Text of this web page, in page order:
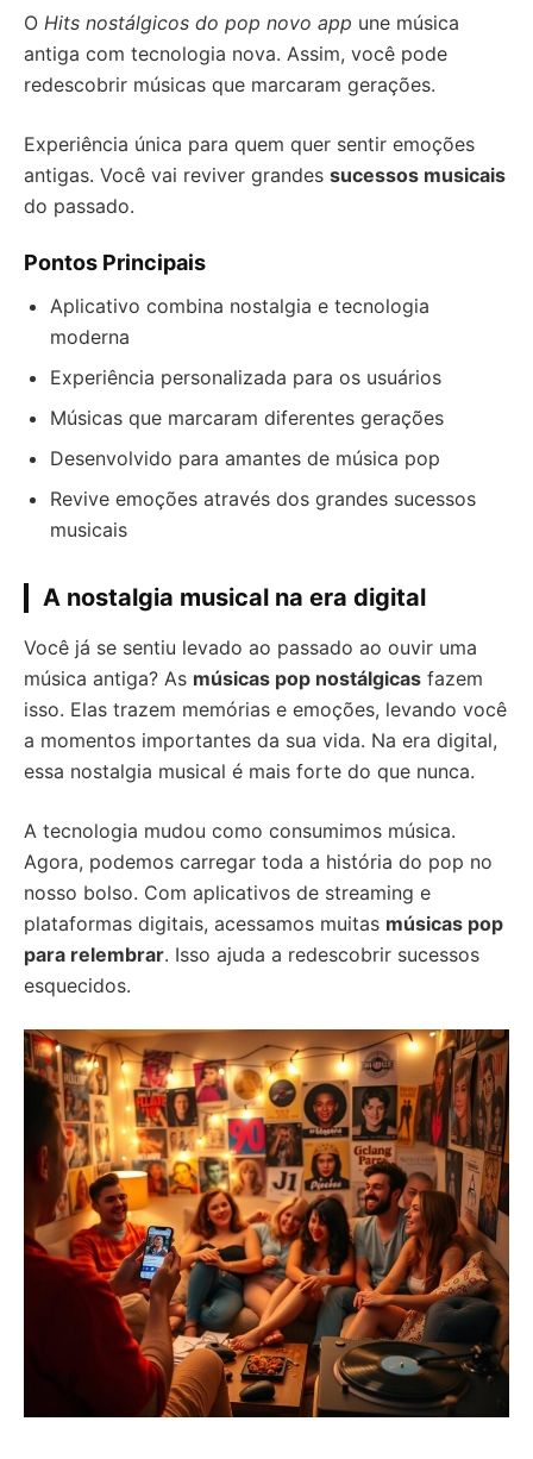
O Hits nostálgicos do pop novo app une música
antiga com tecnologia nova. Assim, você pode
redescobrir músicas que marcaram gerações.
Experiência única para quem quer sentir emoções
antigas. Você vai reviver grandes sucessos musicais
do passado.
Pontos Principais
Aplicativo combina nostalgia e tecnologia
moderna
Experiência personalizada para os usuários
Músicas que marcaram diferentes gerações
Desenvolvido para amantes de música pop
Revive emoções através dos grandes sucessos
musicais
A nostalgia musical na era digital
Você já se sentiu levado ao passado ao ouvir uma
música antiga? As músicas pop nostálgicas fazem
isso. Elas trazem memórias e emoções, levando você
a momentos importantes da sua vida. Na era digital,
essa nostalgia musical é mais forte do que nunca.
A tecnologia mudou como consumimos música.
Agora, podemos carregar toda a história do pop no
nosso bolso. Com aplicativos de streaming e
plataformas digitais, acessamos muitas músicas pop
para relembrar. Isso ajuda a redescobrir sucessos
esquecidos.